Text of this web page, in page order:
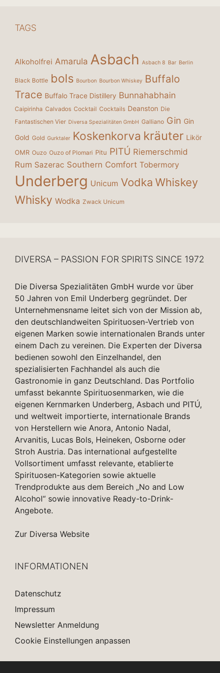
TAGS
Alkoholfrei Amarula Asbach Asbach 8 Bar Berlin
Black Bottle bols Bourbon Bourbon Whiskey Buffalo
Trace Buffalo Trace Distillery Bunnahabhain
Caipirinha Calvados Cocktail Cocktails Deanston Die
Fantastischen Vier Diversa Spezialitäten GmbH Galliano Gin Gin
Gold Gold Gurktaler Koskenkorva kräuter Likör
OMR Ouzo Ouzo of Plomari Pitu PITÚ Riemerschmid
Rum Sazerac Southern Comfort Tobermory
Underberg Unicum Vodka Whiskey
Whisky Wodka Zwack Unicum
DIVERSA – PASSION FOR SPIRITS SINCE 1972
Die Diversa Spezialitäten GmbH wurde vor über
50 Jahren von Emil Underberg gegründet. Der
Unternehmensname leitet sich von der Mission ab,
den deutschlandweiten Spirituosen-Vertrieb von
eigenen Marken sowie internationalen Brands unter
einem Dach zu vereinen. Die Experten der Diversa
bedienen sowohl den Einzelhandel, den
spezialisierten Fachhandel als auch die
Gastronomie in ganz Deutschland. Das Portfolio
umfasst bekannte Spirituosenmarken, wie die
eigenen Kernmarken Underberg, Asbach und PITÚ,
und weltweit importierte, internationale Brands
von Herstellern wie Anora, Antonio Nadal,
Arvanitis, Lucas Bols, Heineken, Osborne oder
Stroh Austria. Das international aufgestellte
Vollsortiment umfasst relevante, etablierte
Spirituosen-Kategorien sowie aktuelle
Trendprodukte aus dem Bereich „No and Low
Alcohol“ sowie innovative Ready-to-Drink-
Angebote.
Zur Diversa Website
INFORMATIONEN
Datenschutz
Impressum
Newsletter Anmeldung
Cookie Einstellungen anpassen